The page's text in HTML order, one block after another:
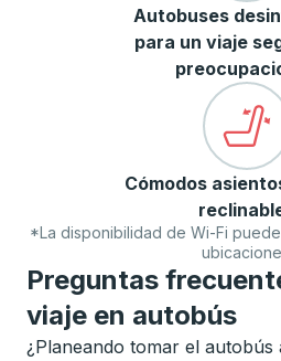
Autobuses
para un viaje
Cómodos
*La disponibilidad de Wi-Fi
Preguntas
viaje en autobús
¿Planeando tomar el autobús